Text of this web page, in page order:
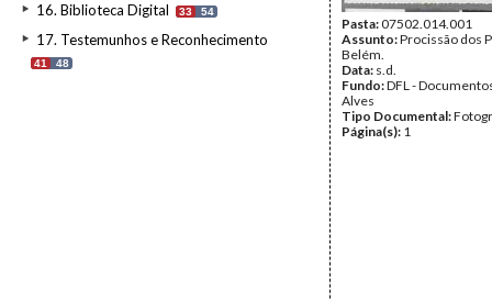
16. Biblioteca Digital 33 54
17. Testemunhos e Reconhecimento
41 48
Pasta:07502.014.001
Assunto:Procissão dos
Belém.
Data: s.d.
Fundo:DFL -
Alves
Tipo Documental:
Página(s): 1